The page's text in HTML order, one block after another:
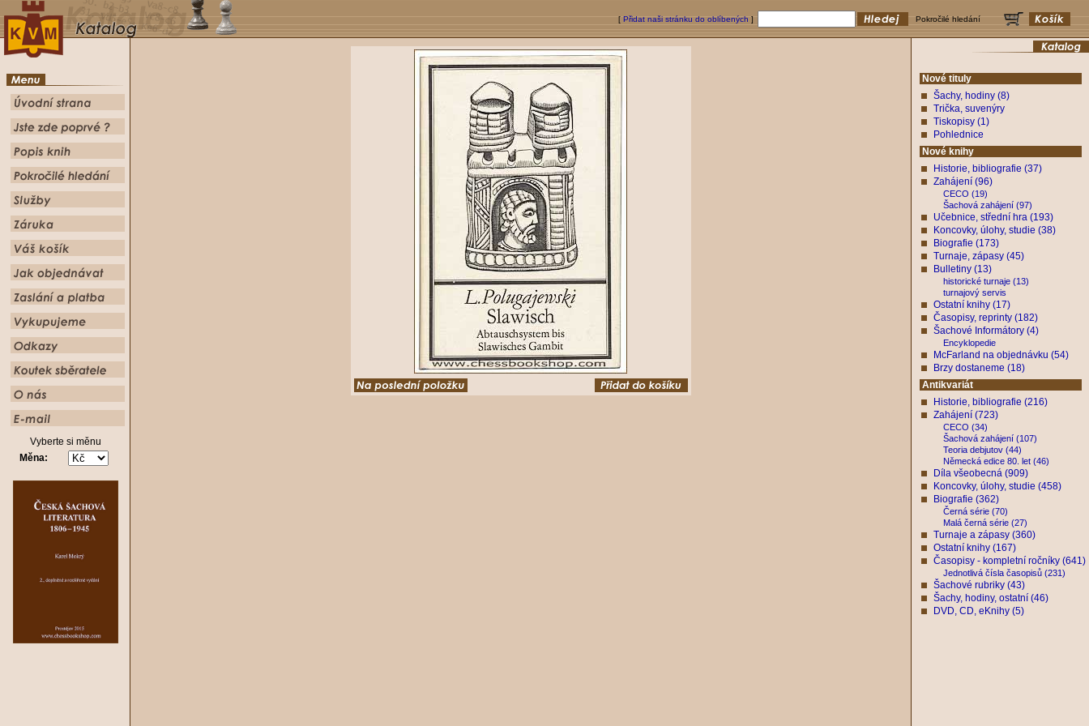
[ Přidat naši stránku do oblíbených ] Pokročilé hledání
Vyberte si měnu
Měna:
Nové tituly
Šachy, hodiny (8)
Trička, suvenýry
Tiskopisy (1)
Pohlednice
Nové knihy
Historie, bibliografie (37)
Zahájení (96)
CECO (19)
Šachová zahájení (97)
Učebnice, střední hra (193)
Koncovky, úlohy, studie (38)
Biografie (173)
Turnaje, zápasy (45)
Bulletiny (13)
historické turnaje (13)
turnajový servis
Ostatní knihy (17)
Časopisy, reprinty (182)
Šachové Informátory (4)
Encyklopedie
McFarland na objednávku (54)
Brzy dostaneme (18)
Antikvariát
Historie, bibliografie (216)
Zahájení (723)
CECO (34)
Šachová zahájení (107)
Teoria debjutov (44)
Německá edice 80. let (46)
Díla všeobecná (909)
Koncovky, úlohy, studie (458)
Biografie (362)
Černá série (70)
Malá černá série (27)
Turnaje a zápasy (360)
Ostatní knihy (167)
Časopisy - kompletní ročníky (641)
Jednotlivá čísla časopisů (231)
Šachové rubriky (43)
Šachy, hodiny, ostatní (46)
DVD, CD, eKnihy (5)